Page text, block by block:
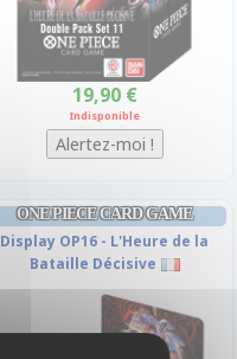
19,90 €
Indisponible
ONE PIECE CARD GAME
Display OP16 - L'Heure de la
Bataille Décisive